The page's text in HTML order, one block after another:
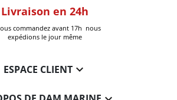
Livraison en 24h
commandez avant 17h nous
expédions le jour même
ESPACE CLIENT